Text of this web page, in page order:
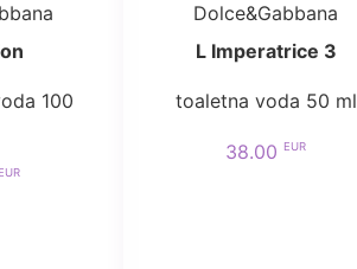
100
EUR
Dolce&Gabbana
L Imperatrice 3
toaletna voda 50 ml
38.00 EUR